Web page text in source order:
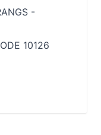
-
10126